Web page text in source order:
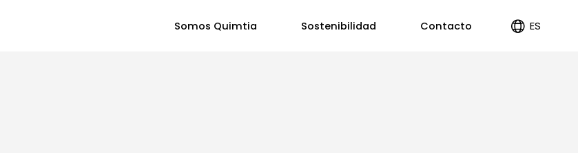
Somos Quimtia Sostenibilidad Contacto ES